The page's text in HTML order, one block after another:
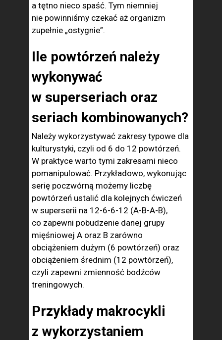
a tętno nieco spaść. Tym niemniej
nie powinniśmy czekać aż organizm
zupełnie „ostygnie”.
Ile powtórzeń należy
wykonywać
w superseriach oraz
seriach kombinowanych?
Należy wykorzystywać zakresy typowe dla
kulturystyki, czyli od 6 do 12 powtórzeń.
W praktyce warto tymi zakresami nieco
pomanipulować. Przykładowo, wykonując
serię poczwórną możemy liczbę
powtórzeń ustalić dla kolejnych ćwiczeń
w superserii na 12-6-6-12 (A-B-A-B),
co zapewni pobudzenie danej grupy
mięśniowej A oraz B zarówno
obciążeniem dużym (6 powtórzeń) oraz
obciążeniem średnim (12 powtórzeń),
czyli zapewni zmienność bodźców
treningowych.
Przykłady makrocykli
z wykorzystaniem